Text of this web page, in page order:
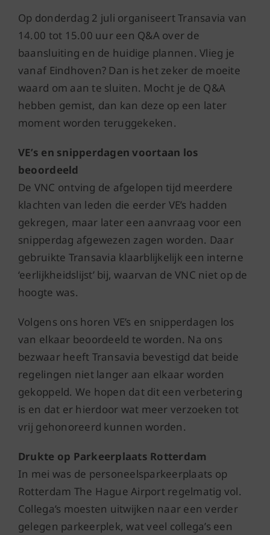
Op donderdag 2 juli organiseert Transavia van
14.00 tot 15.00 uur een Q&A over de
baansluiting en de huidige plannen. Vlieg je
vanaf Eindhoven? Dan is het zeker de moeite
waard om aan te sluiten. Mocht je de Q&A
hebben gemist, dan kan deze op een later
moment worden teruggekeken.
VE’s en snipperdagen voortaan los
beoordeeld
De VNC ontving de afgelopen tijd meerdere
klachten van leden die eerder VE’s hadden
gekregen, maar later een aanvraag voor een
snipperdag afgewezen zagen worden. Daar
gebruikte Transavia klaarblijkelijk een interne
‘eerlijkheidslijst’ bij, waarvan de VNC niet op de
hoogte was.
Volgens ons horen VE’s en snipperdagen los
van elkaar beoordeeld te worden. Na ons
bezwaar heeft Transavia bevestigd dat beide
regelingen niet langer aan elkaar worden
gekoppeld. We hopen dat dit een verbetering
is en dat er hierdoor wat meer verzoeken tot
vrij gehonoreerd kunnen worden.
Drukte op Parkeerplaats Rotterdam
In mei was de personeelsparkeerplaats op
Rotterdam The Hague Airport regelmatig vol.
Collega’s moesten uitwijken naar een verder
gelegen parkeerplek, wat veel collega’s een